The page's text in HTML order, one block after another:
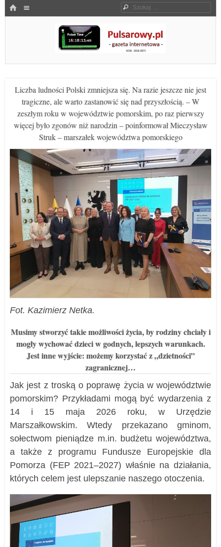
HOME Szukaj
Pulsarowy.pl
Liczba ludności Polski zmniejsza się. Na razie jeszcze nie jest
tragiczne, ale warto zastanowić się nad przyszłością. – W
zeszłym roku w województwie pomorskim, po raz pierwszy
więcej było zgonów niż narodzin – poinformował Mieczysław
Struk – marszałek województwa pomorskiego
Fot. Kazimierz Netka.
Musimy stworzyć takie możliwości życia, by rodziny chciały i
mogły wychować dzieci w godnych, lepszych warunkach.
Jest inne wyjście: możemy korzystać z „dzietności”
zagranicznej…
Jak jest z troską o poprawę życia w województwie
pomorskim? Przykładami mogą być wydarzenia z
14 i 15 maja 2026 roku, w Urzędzie
Marszałkowskim. Wtedy przekazano gminom,
sołectwom pieniądze m.in. budżetu województwa,
a także z programu Fundusze Europejskie dla
Pomorza (FEP 2021–2027) właśnie na działania,
których celem jest ulepszanie naszego otoczenia.